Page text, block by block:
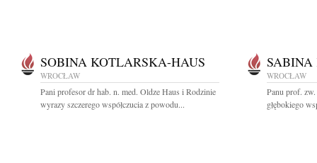
SOBINA KOTLARSKA-HAUS
WROCŁAW
Pani profesor dr hab. n. med. Oldze Haus i Rodzinie
wyrazy szczerego współczucia z powodu...
SABINA
WROCŁAW
Panu prof.
głębokiego